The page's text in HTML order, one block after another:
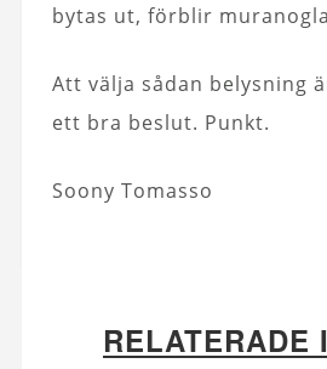
bytas ut, förblir
Att välja sådan belysning
ett bra beslut. Punkt.
Soony Tomasso
RELATERADE